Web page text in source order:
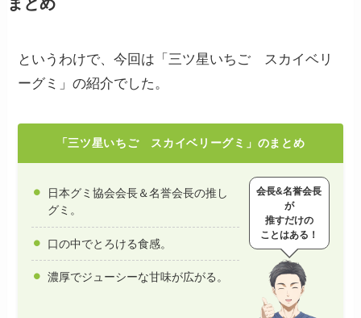
というわけで、今回は「三ツ星いちご スカイベリ
ーグミ」の紹介でした。
「三ツ星いちご スカイベリーグミ」のまとめ
日本グミ協会会長＆名誉会長の推し
グミ。
口の中でとろける食感。
濃厚でジューシーな甘味が広がる。
会長&名誉会長
が
推すだけの
ことはある！